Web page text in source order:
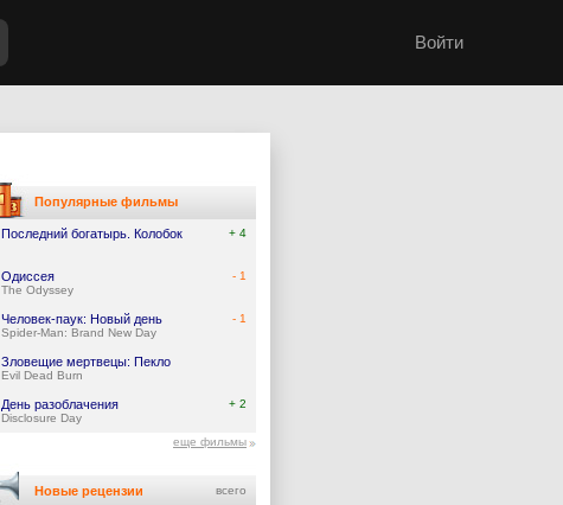
Войти
Популярные фильмы
Последний богатырь. Колобок + 4
Одиссея
The Odyssey
- 1
Человек-паук: Новый день
Spider-Man: Brand New Day
- 1
Зловещие мертвецы: Пекло
Evil Dead Burn
День разоблачения
Disclosure Day
+ 2
еще фильмы
Новые рецензии всего